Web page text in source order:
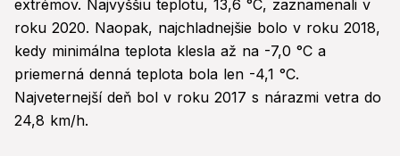
extrémov. Najvyššiu teplotu, 13,6 °C, zaznamenali v
roku 2020. Naopak, najchladnejšie bolo v roku 2018,
kedy minimálna teplota klesla až na -7,0 °C a
priemerná denná teplota bola len -4,1 °C.
Najveternejší deň bol v roku 2017 s nárazmi vetra do
24,8 km/h.